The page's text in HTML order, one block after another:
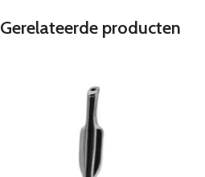
Gerelateerde producten